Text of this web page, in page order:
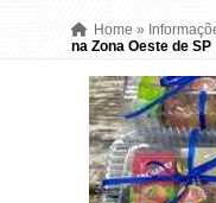
Home »
na Zona Oeste de SP